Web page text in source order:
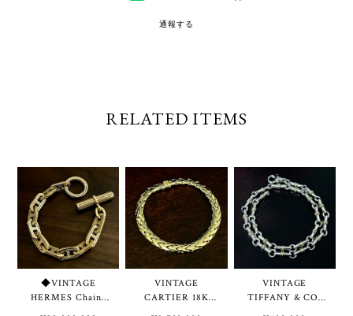
通報する
RELATED ITEMS
◆VINTAGE
HERMES Chaine
VINTAGE
CARTIER 18K
VINTAGE
TIFFANY & CO.